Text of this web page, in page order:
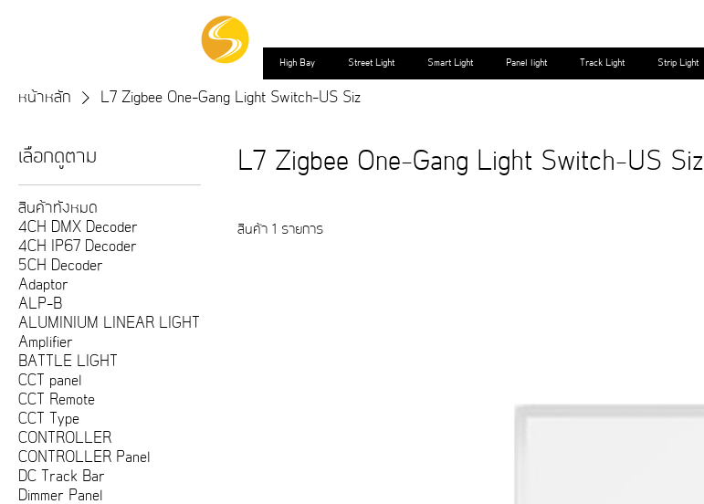
High Bay Street Light Smart Light Panel light Track Light Strip Light
หน้าหลัก L7 Zigbee One-Gang Light Switch-US Siz
เลือกดูตาม
สินค้าทั้งหมด
4CH DMX Decoder
4CH IP67 Decoder
5CH Decoder
Adaptor
ALP-B
ALUMINIUM LINEAR LIGHT
Amplifier
BATTLE LIGHT
CCT panel
CCT Remote
CCT Type
CONTROLLER
CONTROLLER Panel
DC Track Bar
Dimmer Panel
L7 Zigbee One-Gang Light Switch-US Siz
สินค้า 1 รายการ